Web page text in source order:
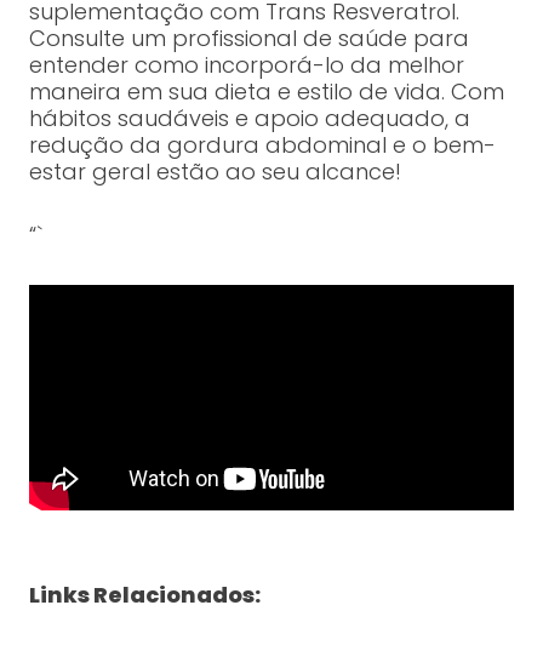
suplementação com Trans Resveratrol.
Consulte um profissional de saúde para
entender como incorporá-lo da melhor
maneira em sua dieta e estilo de vida. Com
hábitos saudáveis e apoio adequado, a
redução da gordura abdominal e o bem-
estar geral estão ao seu alcance!
“`
Links Relacionados: